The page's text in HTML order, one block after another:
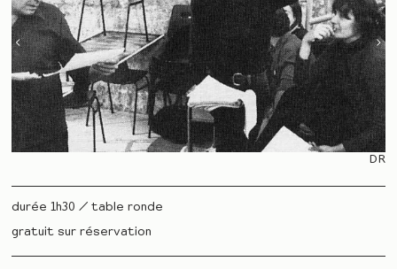
DR
durée 1h30 / table ronde
gratuit sur réservation